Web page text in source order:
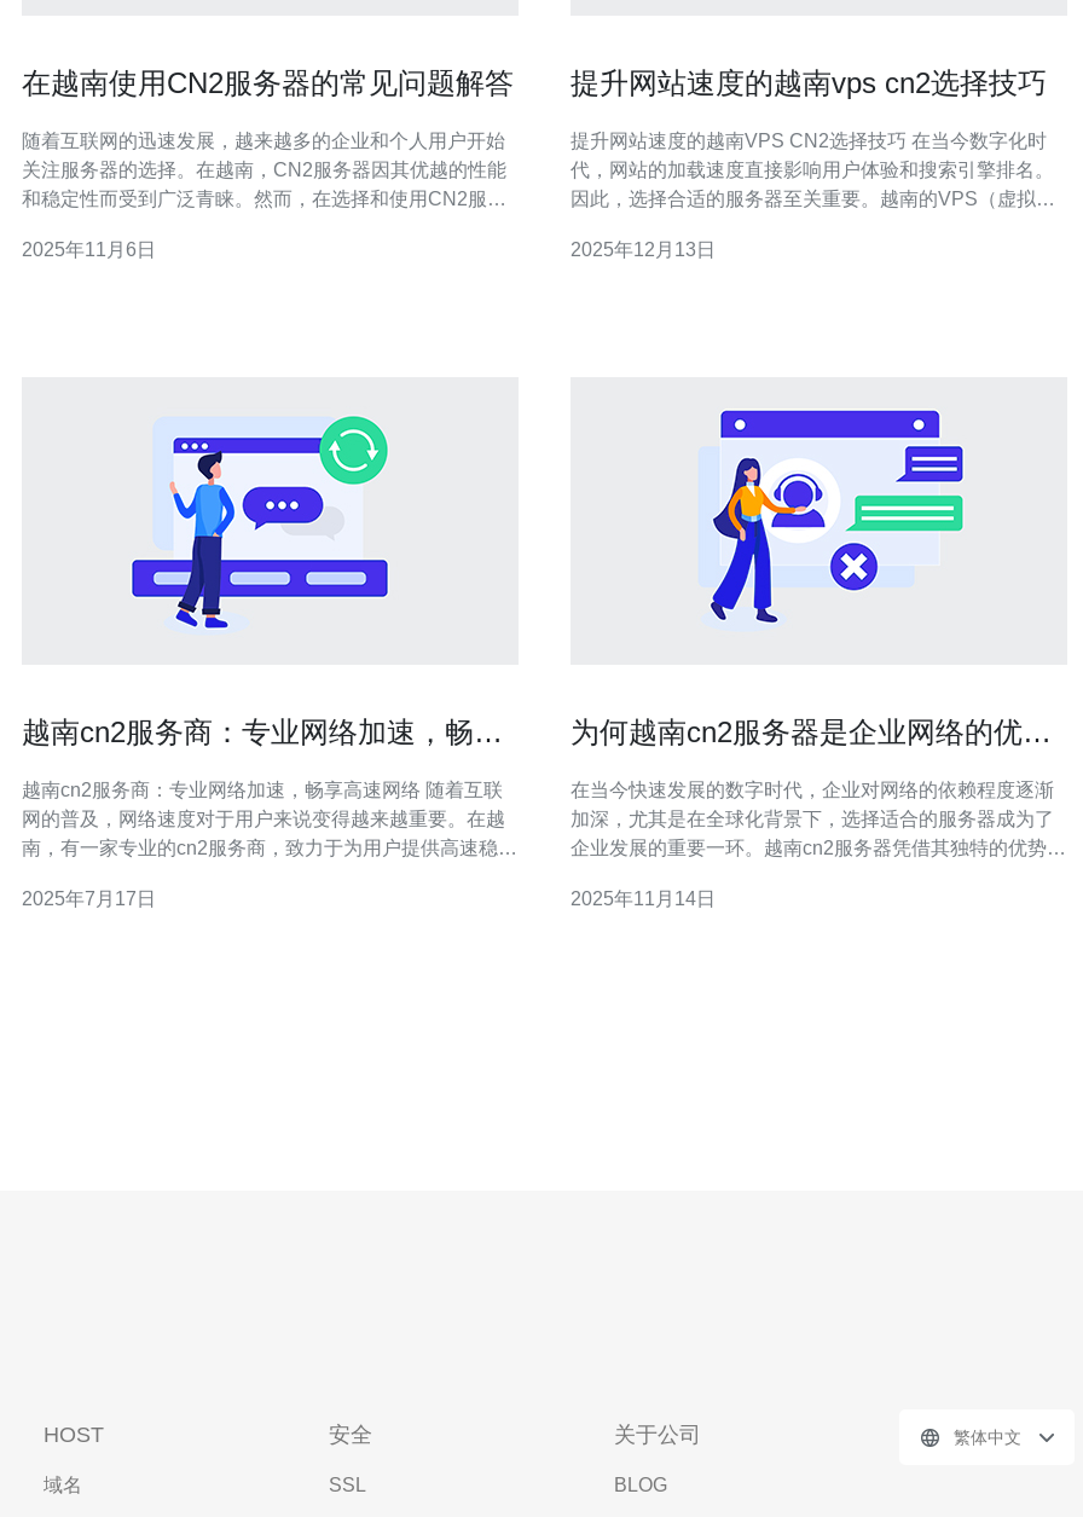
在越南使用CN2服务器的常见问题解答
随着互联网的迅速发展，越来越多的企业和个人用户开始
关注服务器的选择。在越南，CN2服务器因其优越的性能
和稳定性而受到广泛青睐。然而，在选择和使用CN2服务
在越南使用CN2服务器的常见问题，为您的选择提供帮
2025年11月6日
提升网站速度的越南vps cn2选择技巧
提升网站速度的越南VPS CN2选择技巧 在当今数字化时
代，网站的加载速度直接影响用户体验和搜索引擎排名。
因此，选择合适的服务器至关重要。越南的VPS（虚拟专
务。本文将为您提供三条关键的选择技巧，帮助您提升网
2025年12月13日
越南cn2服务商：专业网络加速，畅享
越南cn2服务商：专业网络加速，畅享高速网络 随着互联
网的普及，网络速度对于用户来说变得越来越重要。在越
南，有一家专业的cn2服务商，致力于为用户提供高速稳定
家cn2服务商提供的服务内容涵盖了网络加速、网络优化、
2025年7月17日
为何越南cn2服务器是企业网络的优选
在当今快速发展的数字时代，企业对网络的依赖程度逐渐
加深，尤其是在全球化背景下，选择适合的服务器成为了
企业发展的重要一环。越南cn2服务器凭借其独特的优势，
南cn2服务器的优势，以及为何它能满足企业的多样化需
2025年11月14日
HOST
域名
安全
SSL
关于公司
BLOG
繁体中文